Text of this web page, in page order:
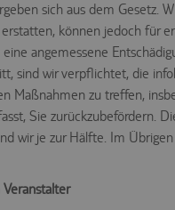
sich aus dem Gesetz.
können jedoch für
angemessene
sind wir verpflichtet, die
Maßnahmen zu treffen,
Sie zurückzubefördern.
wir je zur Hälfte. Im